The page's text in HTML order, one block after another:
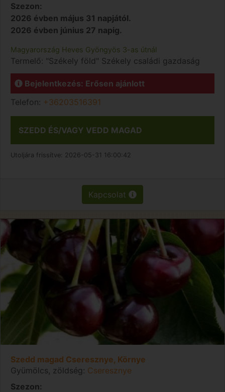
Szezon:
2026 évben május 31 napjától.
2026 évben június 27 napig.
Magyarország Heves Gyöngyös 3-as útnál
Termelő: "Székely föld" Székely családi gazdaság
Bejelentkezés: Erősen ajánlott
Telefon: +36203516391
SZEDD ÉS/VAGY VEDD MAGAD
Utoljára frissítve: 2026-05-31 16:00:42
Kapcsolat
Szedd magad Cseresznye, Környe
Gyümölcs, zöldség: Cseresznye
Szezon: